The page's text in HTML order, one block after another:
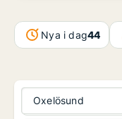
Nya i dag44
Oxelösund